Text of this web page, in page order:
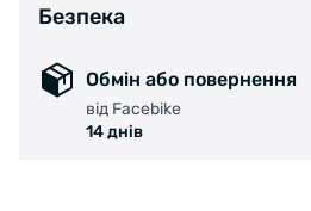
Безпека
Обмін або повернення
від Facebike
14 днів